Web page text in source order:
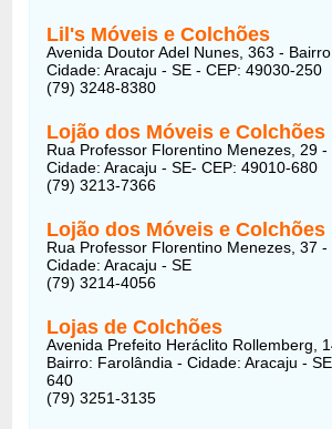
Lil's Móveis e Colchões
Avenida Doutor Adel Nunes, 363 -
Cidade: Aracaju - SE - CEP: 49030-250
(79) 3248-8380
Lojão dos Móveis e Colchões
Rua Professor Florentino Menezes, 29
Cidade: Aracaju - SE- CEP: 49010-680
(79) 3213-7366
Lojão dos Móveis e Colchões
Rua Professor Florentino Menezes, 37
Cidade: Aracaju - SE
(79) 3214-4056
Lojas de Colchões
Avenida Prefeito Heráclito Rollemberg,
Bairro: Farolândia - Cidade: Aracaju -
640
(79) 3251-3135